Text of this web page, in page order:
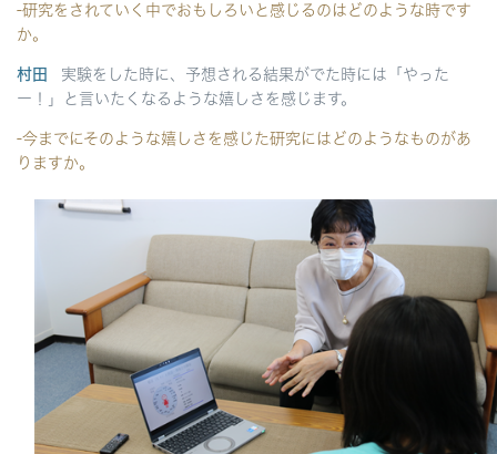
-研究をされていく中でおもしろいと感じるのはどのような時です
か。
村田
実験をした時に、予想される結果がでた時には「やった
ー！」と言いたくなるような嬉しさを感じます。
-今までにそのような嬉しさを感じた研究にはどのようなものがあ
りますか。